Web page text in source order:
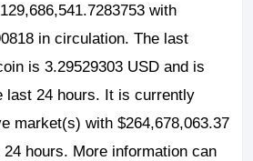
with
in circulation. The last
is 3.29529303 USD and is
last 24 hours. It is currently
market(s) with $264,678,063.37
hours. More information can